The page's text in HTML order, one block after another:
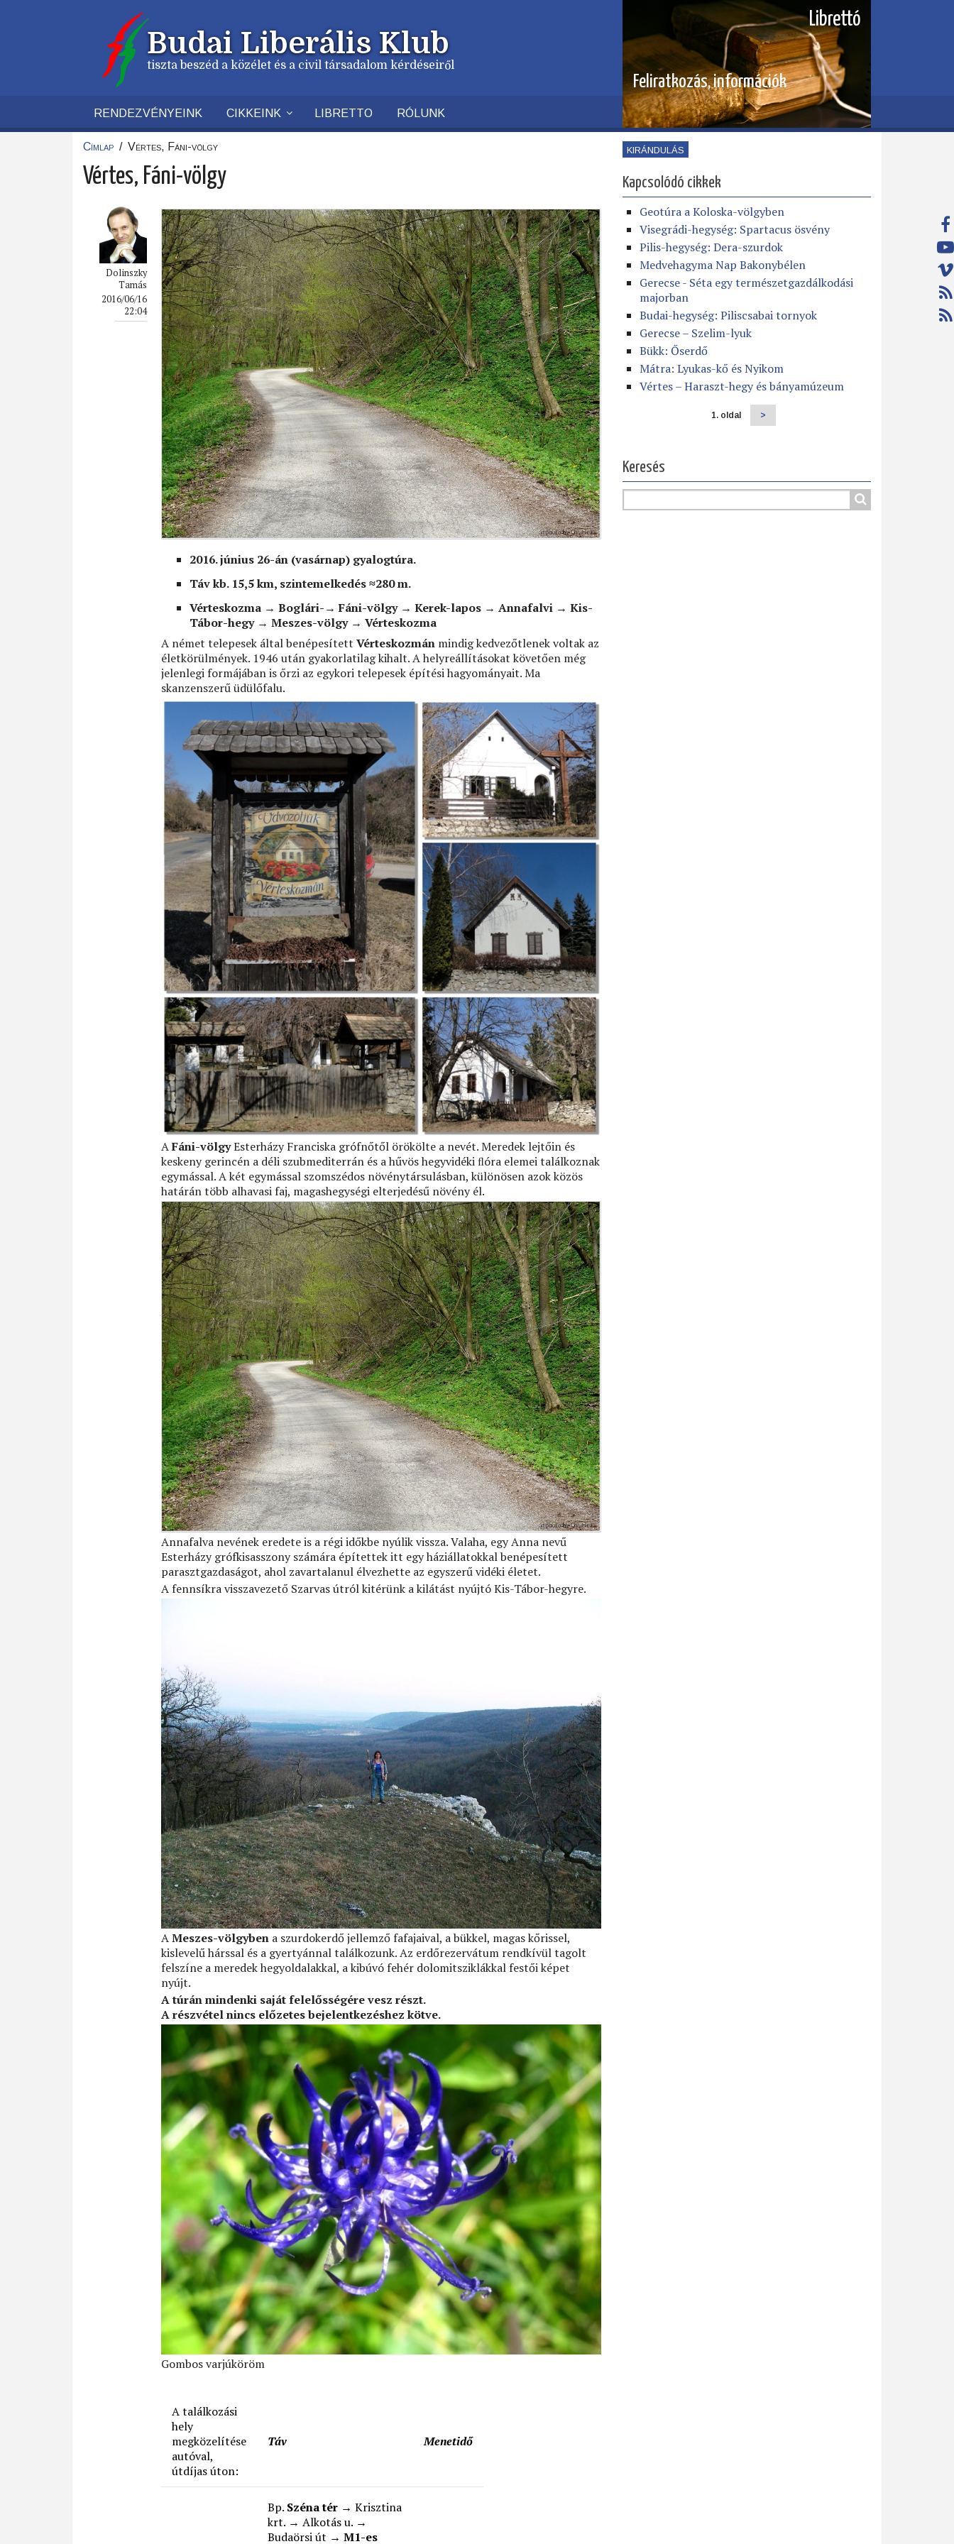
Budai Liberális Klub
tiszta beszéd a közélet és a civil társadalom kérdéseiről
Librettó
Feliratkozás, információk
RENDEZVÉNYEINK CIKKEINK LIBRETTO RÓLUNK
Címlap / Vértes, Fáni-völgy
Vértes, Fáni-völgy
Dolinszky
Tamás
2016/06/16
22:04
2016. június 26-án (vasárnap) gyalogtúra.
Táv kb. 15,5 km, szintemelkedés ≈280 m.
Vérteskozma → Boglári-→ Fáni-völgy→ Kerek-lapos → Annafalvi → Kis-
Tábor-hegy → Meszes-völgy→ Vérteskozma
A német telepesek által benépesített Vérteskozmán mindig kedvezőtlenek voltak az
életkörülmények. 1946 után gyakorlatilag kihalt. A helyreállításokat követően még
jelenlegi formájában is őrzi az egykori telepesek építési hagyományait. Ma
skanzenszerű üdülőfalu.
AFáni-völgyEsterházy Franciska grófnőtől örökölte a nevét. Meredek lejtőin és
keskeny gerincén a déli szubmediterrán és a hűvös hegyvidéki ﬂóra elemei találkoznak
egymással. A két egymással szomszédos növénytársulásban, különösen azok közös
határán több alhavasi faj, magashegységi elterjedésű növény él.
Annafalva nevének eredete is a régi időkbe nyúlik vissza. Valaha, egy Anna nevű
Esterházy grófkisasszony számára építettek itt egy háziállatokkal benépesített
parasztgazdaságot, ahol zavartalanul élvezhette az egyszerű vidéki életet.
A fennsíkra visszavezető Szarvas útról kitérünk a kilátást nyújtó Kis-Tábor-hegyre.
AMeszes-völgyben a szurdokerdő jellemző fafajaival, a bükkel, magas kőrissel,
kislevelű hárssal és a gyertyánnal találkozunk. Az erdőrezervátum rendkívül tagolt
felszíne a meredek hegyoldalakkal, a kibúvó fehér dolomitsziklákkal festői képet
nyújt.
A túrán mindenki saját felelősségére vesz részt.
A részvételnincs előzetes bejelentkezéshez kötve.
Gombos varjúköröm
A találkozási
hely
megközelítése
autóval,
útdíjas úton:
Táv Menetidő
Bp. Széna tér → Krisztina
krt. → Alkotás u. →
Budaörsi út → M1-es
KIRÁNDULÁS
Kapcsolódó cikkek
Geotúra a Koloska-völgyben
Visegrádi-hegység: Spartacus ösvény
Pilis-hegység: Dera-szurdok
Medvehagyma Nap Bakonybélen
Gerecse - Séta egy természetgazdálkodási
majorban
Budai-hegység: Piliscsabai tornyok
Gerecse – Szelim-lyuk
Bükk: Őserdő
Mátra: Lyukas-kő és Nyikom
Vértes – Haraszt-hegy és bányamúzeum
1. oldal
Következő
oldal
>
Keresés